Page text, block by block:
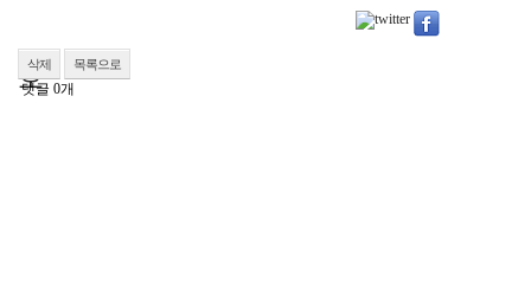
호
삭제 목록으로
댓글 0개